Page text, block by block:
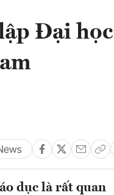
Đại học
dục là rất quan